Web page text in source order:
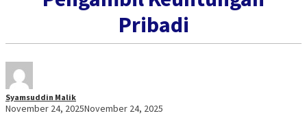
Pribadi
Syamsuddin Malik
November 24, 2025November 24, 2025